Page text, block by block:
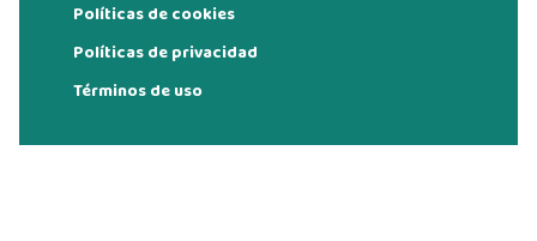
Políticas de cookies
Políticas de privacidad
Términos de uso